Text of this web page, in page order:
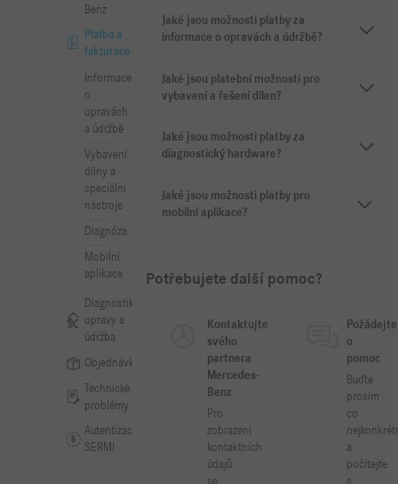
Benz
Platba a
fakturace
Informace
o
opravách
a údržbě
Vybavení
dílny a
speciální
nástroje
Diagnóza
Mobilní
aplikace
Diagnostika,
opravy a
údržba
Objednávky
Technické
problémy
Autentizace
SERMI
Jaké jsou možnosti platby za
informace o opravách a údržbě?
Jaké jsou platební možnosti pro
vybavení a řešení dílen?
Jaké jsou možnosti platby za
diagnostický hardware?
Jaké jsou možnosti platby pro
mobilní aplikace?
Potřebujete další pomoc?
Kontaktujte
svého
partnera
Mercedes-
Benz
Pro
zobrazení
kontaktních
údajů
se
Požádejte
o
pomoc
Buďte
prosím
co
a
počítejte
s